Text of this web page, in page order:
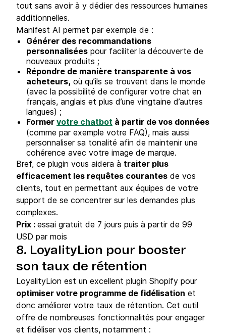
tout sans avoir à y dédier des ressources humaines
additionnelles.
Manifest AI permet par exemple de :
Générer des recommandations
personnalisées pour faciliter la découverte de
nouveaux produits ;
Répondre de manière transparente à vos
acheteurs, où qu’ils se trouvent dans le monde
(avec la possibilité de configurer votre chat en
français, anglais et plus d’une vingtaine d’autres
langues) ;
Former votre chatbot à partir de vos données
(comme par exemple votre FAQ), mais aussi
personnaliser sa tonalité afin de maintenir une
cohérence avec votre image de marque.
Bref, ce plugin vous aidera à traiter plus
efficacement les requêtes courantes de vos
clients, tout en permettant aux équipes de votre
support de se concentrer sur les demandes plus
complexes.
Prix : essai gratuit de 7 jours puis à partir de 99
USD par mois
8. LoyalityLion pour booster
son taux de rétention
LoyalityLion est un excellent plugin Shopify pour
optimiser votre programme de fidélisation et
donc améliorer votre taux de rétention. Cet outil
offre de nombreuses fonctionnalités pour engager
et fidéliser vos clients, notamment :